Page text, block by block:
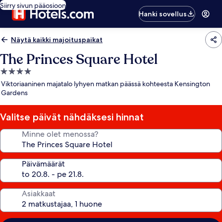
Siirry sivun pääosioon
Hanki sovellus
Näytä kaikki majoituspaikat
The Princes Square Hotel
4.0
tähden
majoituspaikka
Viktoriaaninen majatalo lyhyen matkan päässä kohteesta Kensington
Gardens
Valitse päivät nähdäksesi hinnat
Minne olet menossa?
Päivämäärät
Asiakkaat